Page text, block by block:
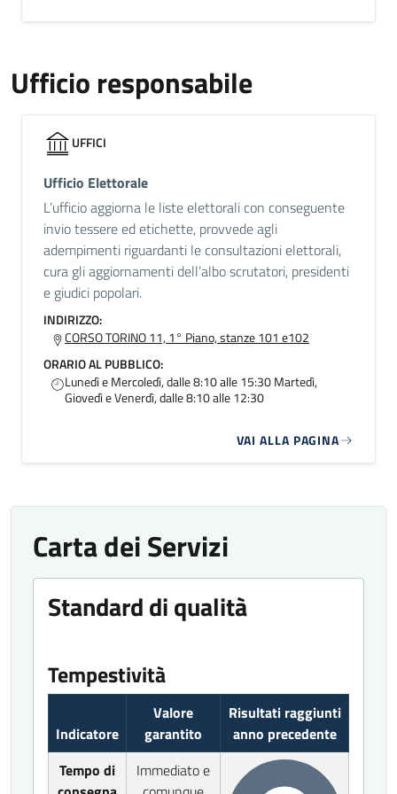
Ufficio responsabile
UFFICI
Ufficio Elettorale
L’ufficio aggiorna le liste elettorali con conseguente
invio tessere ed etichette, provvede agli
adempimenti riguardanti le consultazioni elettorali,
cura gli aggiornamenti dell’albo scrutatori, presidenti
e giudici popolari.
INDIRIZZO:
CORSO TORINO 11, 1° Piano, stanze 101 e102
ORARIO AL PUBBLICO:
Lunedì e Mercoledì, dalle 8:10 alle 15:30 Martedì,
Giovedì e Venerdì, dalle 8:10 alle 12:30
VAI ALLA PAGINA
Carta dei Servizi
Standard di qualità
Tempestività
Indicatore
Valore
garantito
Risultati raggiunti
anno precedente
Tempo di
Immediato e